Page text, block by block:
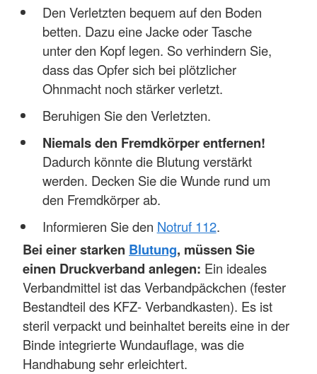
Den Verletzten bequem auf den Boden
betten. Dazu eine Jacke oder Tasche
unter den Kopf legen. So verhindern Sie,
dass das Opfer sich bei plötzlicher
Ohnmacht noch stärker verletzt.
Beruhigen Sie den Verletzten.
Niemals den Fremdkörper entfernen!
Dadurch könnte die Blutung verstärkt
werden. Decken Sie die Wunde rund um
den Fremdkörper ab.
Informieren Sie den Notruf 112.
Bei einer starken Blutung, müssen Sie
einen Druckverband anlegen: Ein ideales
Verbandmittel ist das Verbandpäckchen (fester
Bestandteil des KFZ- Verbandkasten). Es ist
steril verpackt und beinhaltet bereits eine in der
Binde integrierte Wundauflage, was die
Handhabung sehr erleichtert.